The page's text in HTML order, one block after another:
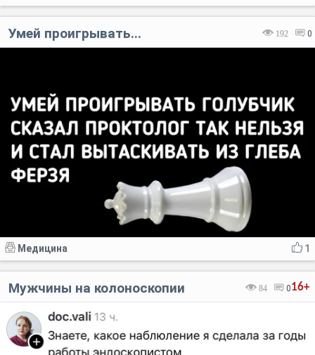
192 0
Умей проигрывать...
1
Медицина
16+
84 0
Мужчины на колоноскопии